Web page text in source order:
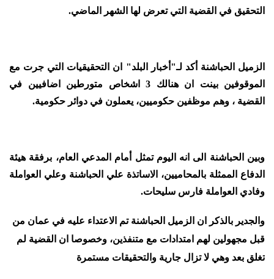
التحقيق في القضية التي تعرض لها الشهر الماضي.
الزميل الحباشنة أكد لـ"أخبار البلد" ان التحقيقيات التي جرت مع
الموقوفين بينت ان هنالك 3 اشخاص متورطين اضافيين في
القضية ، وهم موظفين حكوميين، يعملون في دوائر حكومية.
وبين الحباشنة الى انه اليوم تمثل أمام المدعي العام، برفقة هيئة
الدفاع الممثلة بالمحاميين، الاساتذة علي الحباشنة وعلي العواملة
وفادي العواملة فارس سليحات.
والجدير بالذكر ان الزميل الحباشنة تم الاعتداء عليه في عمان من
قبل مجهولين لهم امتدادات مع متنفذين، وخصوصا ان القضية لم
تغلق بعد وهي لا تزال جارية والتحقيقات مستمرة